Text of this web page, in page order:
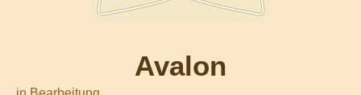
Avalon